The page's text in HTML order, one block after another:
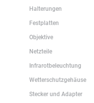
Halterungen
Festplatten
Objektive
Netzteile
Infrarotbeleuchtung
Wetterschutzgehäuse
Stecker und Adapter